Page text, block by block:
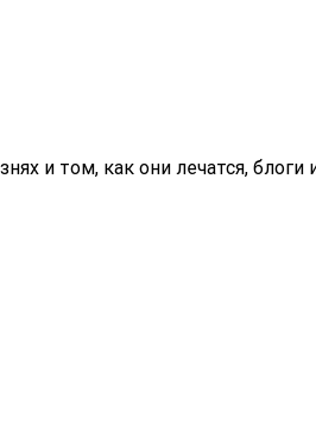
и том, как они лечатся, блоги